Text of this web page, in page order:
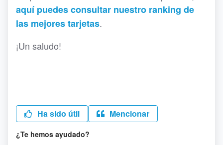
aquí puedes consultar nuestro ranking de
las mejores tarjetas.
¡Un saludo!
Ha sido útil Mencionar
¿Te hemos ayudado?